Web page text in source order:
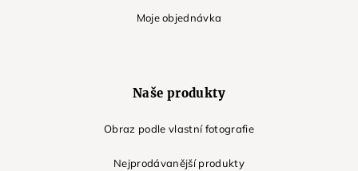
Moje objednávka
Naše produkty
Obraz podle vlastní fotografie
Nejprodávanější produkty